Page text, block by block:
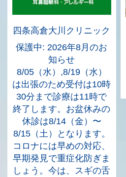
四条高倉大川クリニック
保護中: 2026年8月のお
知らせ
8/05（水）,8/19（水）
は出張のため受付は10時
30分まで診療は11時で
終了します。お盆休みの
休診は8/14（金）〜
8/15（土）となります。
コロナには早めの対応、
早期発見で重症化防ぎま
しょう。今は、スギの舌